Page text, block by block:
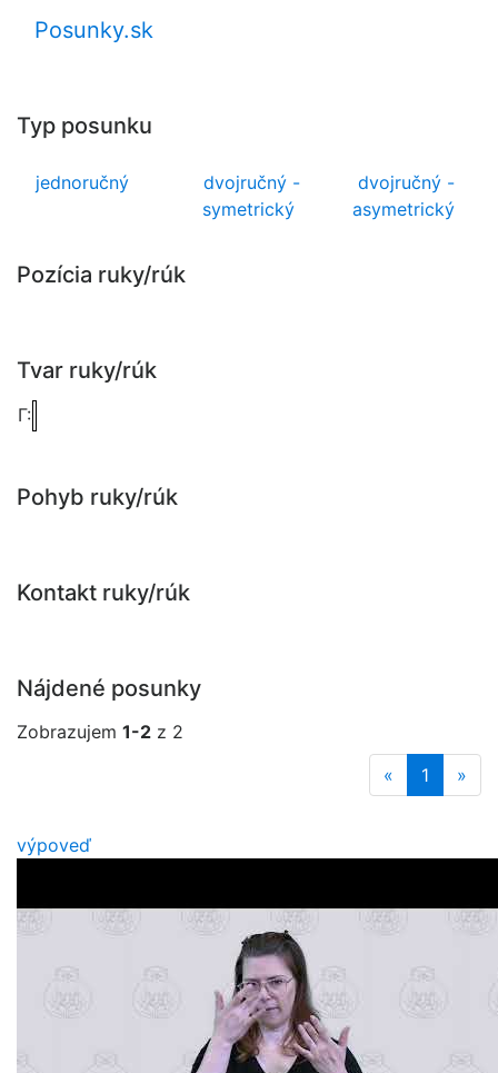
Posunky.sk
Typ posunku
jednoručný
dvojručný -
symetrický
dvojručný -
asymetrický
Pozícia ruky/rúk
Tvar ruky/rúk
Γ:
Pohyb ruky/rúk
Kontakt ruky/rúk
Nájdené posunky
Zobrazujem 1-2 z 2
«
1 »
výpoveď